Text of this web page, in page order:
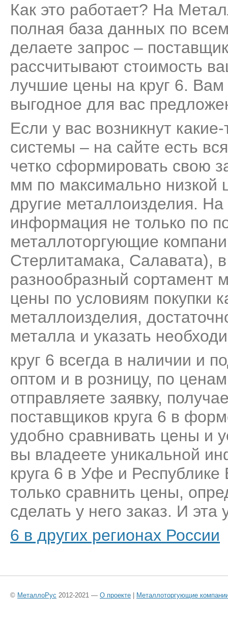
Как это работает? На
полная база данных по
делаете запрос –
рассчитывают стоимость
лучшие цены на круг 6. Вам
выгодное для вас
Если у вас возникнут
системы – на сайте есть
четко сформировать свою
мм по максимально низкой
другие металлоизделия.
информация не только по
металлоторгующие
Стерлитамака, Салавата),
разнообразный сортамент
цены по условиям покупки
металлоизделия,
металла и указать
круг 6 всегда в наличии и
оптом и в розницу, по
отправляете заявку,
поставщиков круга 6 в
удобно сравнивать цены и
вы владеете уникальной
круга 6 в Уфе и
только сравнить цены,
сделать у него заказ. И эта
6 в других регионах России
© МеталлоРус 2012-2021 — О проекте Металлоторгующие